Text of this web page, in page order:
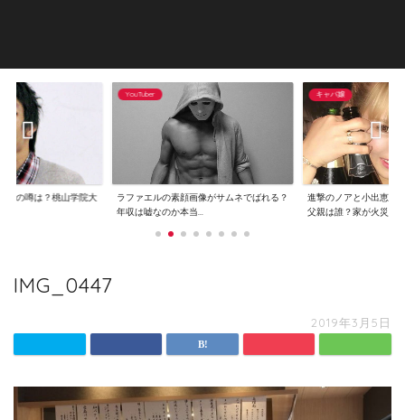
捕の噂は？桃山学院大
YouTuber
ラファエルの素顔画像がサムネでばれる？
年収は嘘なのか本当...
キャバ嬢
進撃のノアと小出恵介
父親は誰？家が火災...
IMG_0447
2019年3月5日